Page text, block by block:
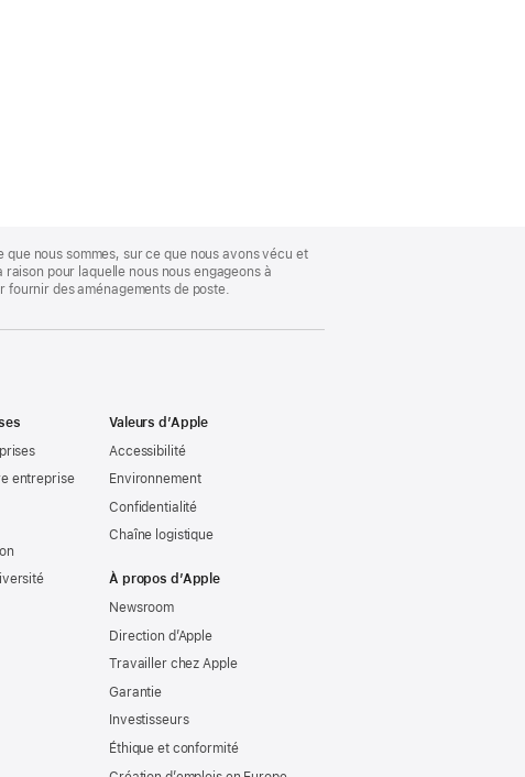
nous sommes, sur ce que nous avons vécu et
pour laquelle nous nous engageons à
des aménagements de poste.
entreprise
Valeurs d’Apple
Accessibilité
Environnement
Confidentialité
Chaîne logistique
À propos d’Apple
Newsroom
Direction d’Apple
Travailler chez Apple
Garantie
Investisseurs
Éthique et conformité